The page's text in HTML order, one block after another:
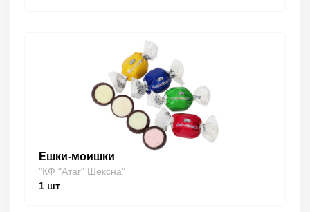
Ешки-моишки
"КФ "Атаг" Шексна"
1 шт